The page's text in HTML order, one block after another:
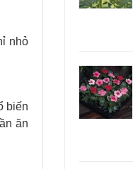
nhỏ
biến
ăn